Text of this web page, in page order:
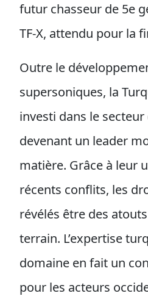
futur chasseur de 5e
TF-X, attendu pour la
Outre le
supersoniques, la
investi dans le
devenant un leader
matière. Grâce à leur
récents conflits, les
révélés être des
terrain. L’expertise
domaine en fait un
pour les acteurs